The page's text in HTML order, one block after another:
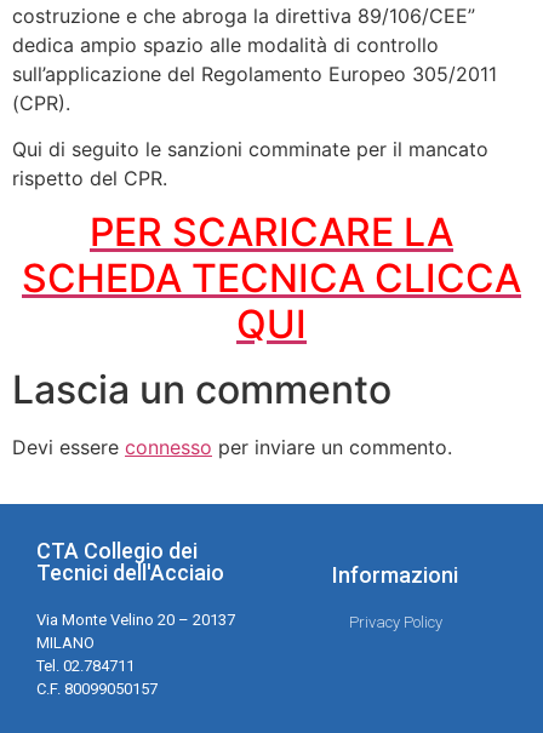
costruzione e che abroga la direttiva 89/106/CEE”
dedica ampio spazio alle modalità di controllo
sull’applicazione del Regolamento Europeo 305/2011
(CPR).
Qui di seguito le sanzioni comminate per il mancato
rispetto del CPR.
PER SCARICARE LA
SCHEDA TECNICA CLICCA
QUI
Lascia un commento
Devi essere connesso per inviare un commento.
CTA Collegio dei
Tecnici dell'Acciaio
Via Monte Velino 20 – 20137
MILANO
Tel. 02.784711
C.F. 80099050157
Informazioni
Privacy Policy